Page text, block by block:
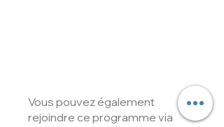
Vous pouvez également
rejoindre ce programme via